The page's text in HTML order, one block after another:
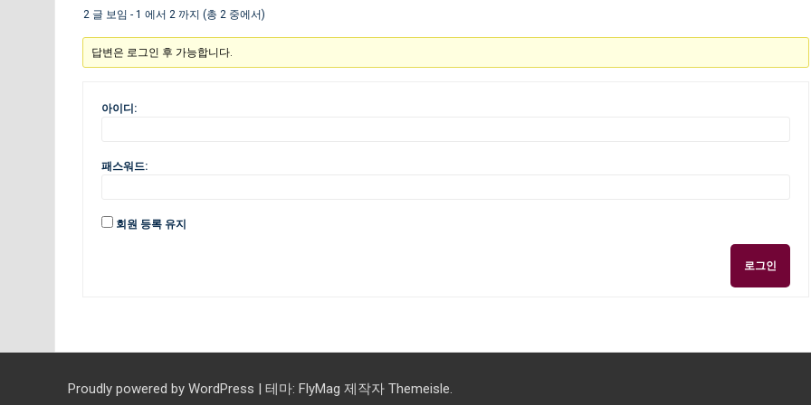
2 글 보임 - 1 에서 2 까지 (총 2 중에서)
답변은 로그인 후 가능합니다.
아이디:
패스워드:
회원 등록 유지
로그인
Proudly powered by WordPress | 테마: FlyMag 제작자 Themeisle.